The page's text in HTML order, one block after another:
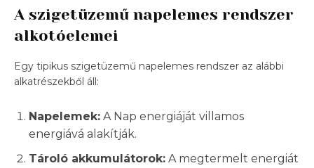
A szigetüzemű napelemes rendszer
alkotóelemei
Egy tipikus szigetüzemű napelemes rendszer az alábbi
alkatrészekből áll:
Napelemek: A Nap energiáját villamos
energiává alakítják.
Tároló akkumulátorok: A megtermelt energiát